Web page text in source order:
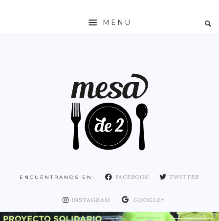
MENU
COMUNIDAD DE MADRID
DISTRITO ARGANZUELA
DISTRITO CHAMARTÍN
ENCUÉNTRANOS EN: FACEBOOK TWITTER
INSTAGRAM GOOGLE+